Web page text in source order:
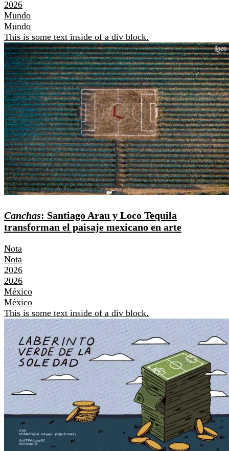
2026
Mundo
Mundo
This is some text inside of a div block.
Canchas: Santiago Arau y Loco Tequila
transforman el paisaje mexicano en arte
Nota
Nota
2026
2026
México
México
This is some text inside of a div block.